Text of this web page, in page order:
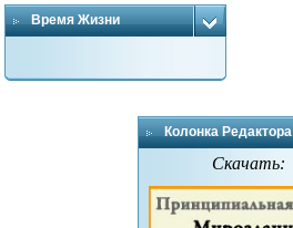
Время Жизни
Колонка Редактора
Скачать: